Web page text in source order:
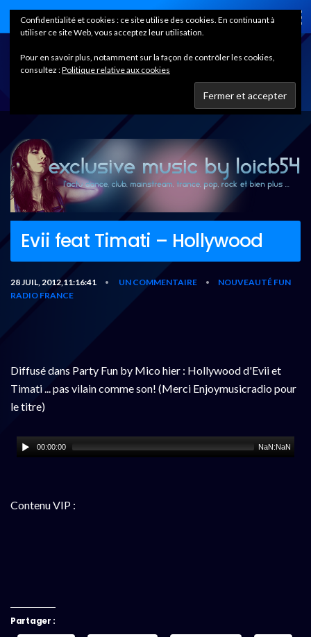
Home
Evii feat Timati – Hollywood
28 JUIL, 2012,11:16:41 • UN COMMENTAIRE •
NOUVEAUTÉ FUN
RADIO FRANCE
Diffusé dans Party Fun by Mico hier : Hollywood d'Evii et
Timati ... pas vilain comme son! (Merci Enjoymusicradio pour
le titre)
00:00:00 NaN:NaN
Contenu VIP :
Partager :
Confidentialité et cookies : ce site utilise des cookies. En continuant à
utiliser ce site Web, vous acceptez leur utilisation.
Pour en savoir plus, notamment sur la façon de contrôler les cookies,
consultez :Politique relative aux cookies